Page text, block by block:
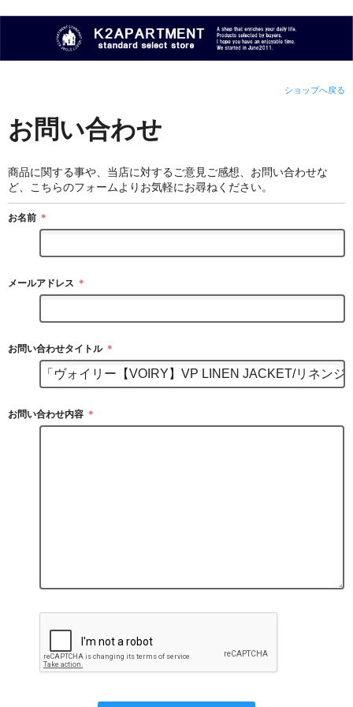
ショップへ戻る
お問い合わせ
商品に関する事や、当店に対するご意見ご感想、お問い合わせな
ど、こちらのフォームよりお気軽にお尋ねください。
お名前 ＊
メールアドレス ＊
お問い合わせタイトル ＊
お問い合わせ内容 ＊